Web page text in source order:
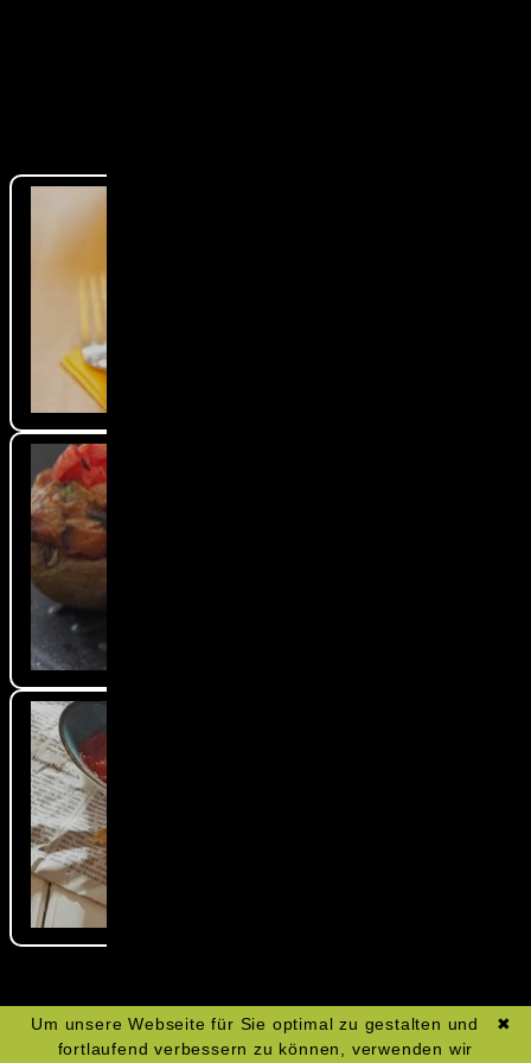
✖
Um unsere Webseite für Sie optimal zu gestalten und
fortlaufend verbessern zu können, verwenden wir